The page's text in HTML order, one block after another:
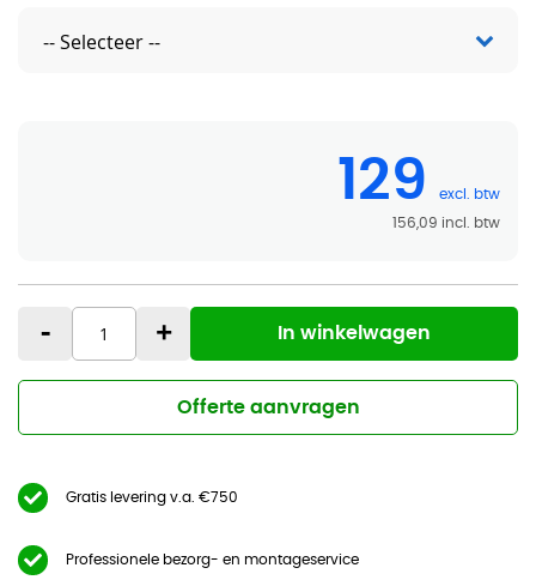
129
156,09
- + In winkelwagen
Offerte aanvragen
Gratis levering v.a. €750
Professionele bezorg- en montageservice